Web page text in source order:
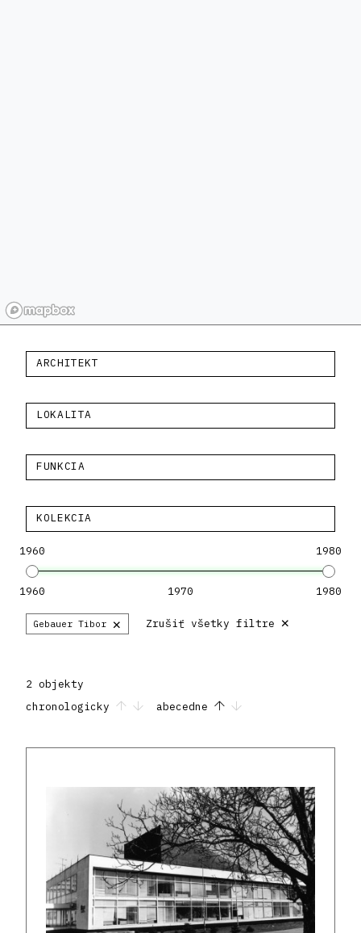
ARCHITEKT
LOKALITA
FUNKCIA
KOLEKCIA
1960 1980
1960 1970 1980
Gebauer Tibor × Zrušiť všetky filtre ×
2 objekty
chronologicky
abecedne